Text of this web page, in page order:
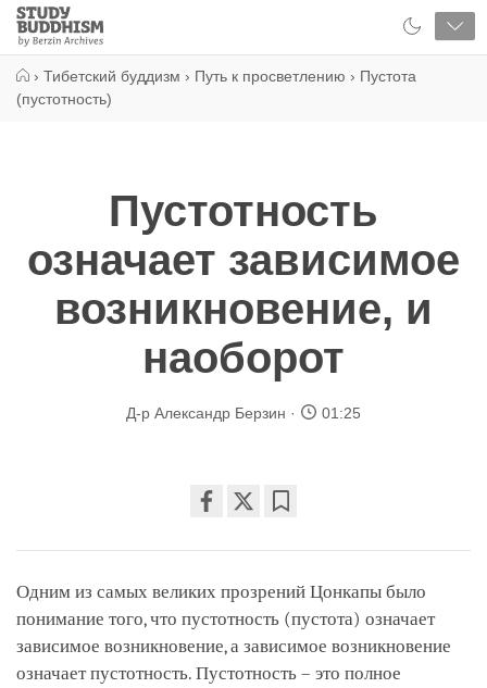
Close
Study
Buddhism
› Тибетский буддизм › Путь к просветлению › Пустота
(пустотность)
Пустотность
означает зависимое
возникновение, и
наоборот
Д-р Александр Берзин 01:25
on
Одним из самых великих прозрений Цонкапы было
понимание того, что пустотность (пустота) означает
зависимое возникновение, а зависимое возникновение
означает пустотность. Пустотность – это полное